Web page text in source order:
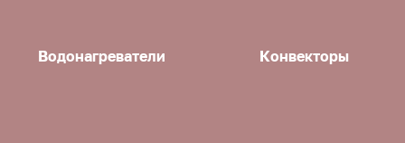
Водонагреватели Конвекторы